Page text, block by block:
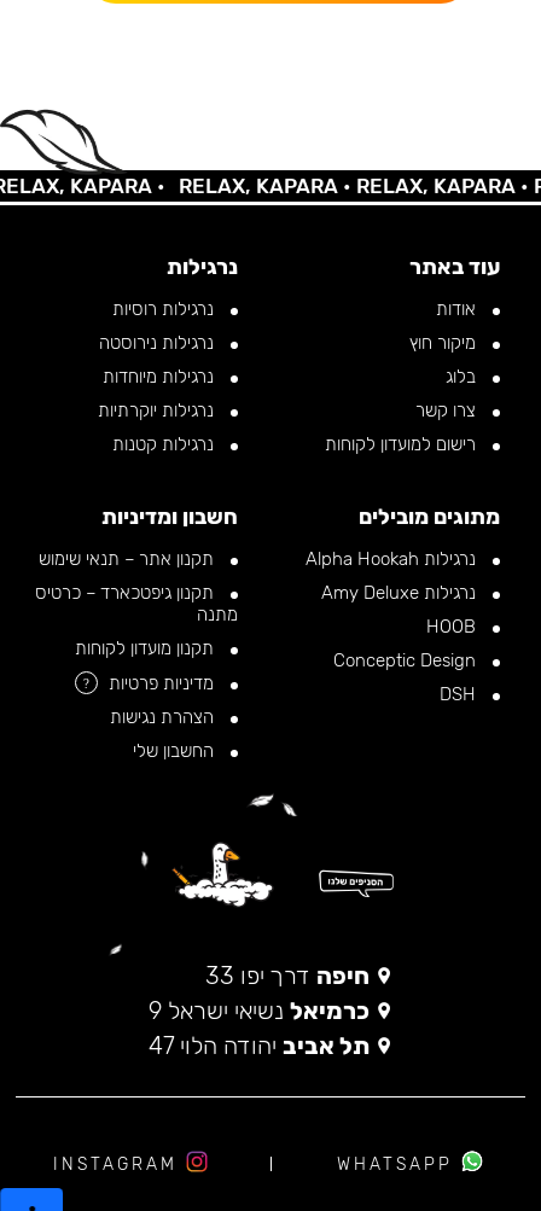
KAPARA • RELAX, KAPARA •RELAX, KAPARA •
עוד באתר
אודות
מיקור חוץ
בלוג
צרו קשר
רישום למועדון לקוחות
נרגילות
נרגילות רוסיות
נרגילות נירוסטה
נרגילות מיוחדות
נרגילות יוקרתיות
נרגילות קטנות
מתוגים מובילים
נרגילות Alpha Hookah
נרגילות Amy Deluxe
חשבון ומדיניות
תקנון אתר – תנאי שימוש
תקנון גיפטכארד – כרטיס
מתנה
תקנון מועדון לקוחות
מדיניות פרטיות
?
הצהרת נגישות
החשבון שלי
חיפה דרך יפו 33
כרמיאל נשיאי ישראל 9
תל אביב יהודה הלוי 47
WHATSAPP
INSTAGRAM